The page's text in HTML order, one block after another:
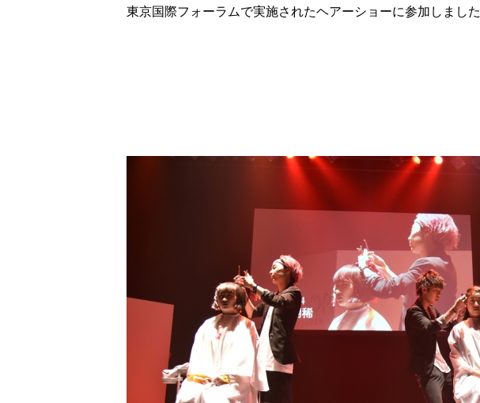
東京国際フォーラムで実施されたヘアーショーに参加しました